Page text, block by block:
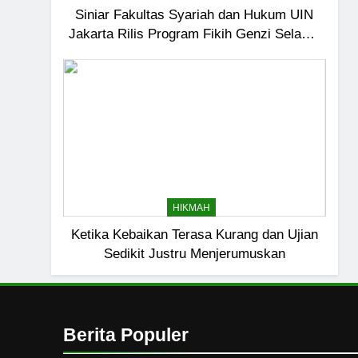
Siniar Fakultas Syariah dan Hukum UIN
Jakarta Rilis Program Fikih Genzi Selama
HIKMAH
Ketika Kebaikan Terasa Kurang dan Ujian
Sedikit Justru Menjerumuskan
Berita Populer
6
Ngopi Bareng;
HIKMAH
1
Seksual di Lingkungan